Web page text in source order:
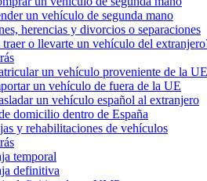
un vehículo de segunda mano
herencias y divorcios o separaciones
traer o llevarte un vehículo del
un vehículo proveniente de la UE
un vehículo de fuera de la UE
un vehículo español al extranjero
domicilio dentro de España
y rehabilitaciones de vehículos
temporal
definitiva